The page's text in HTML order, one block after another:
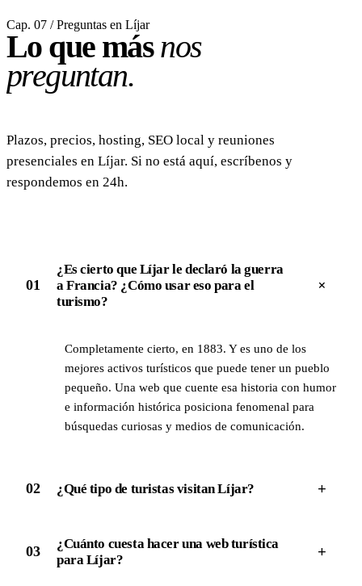
Cap. 07 / Preguntas en Líjar
Lo que másnos
preguntan.
Plazos, precios, hosting, SEO local y reuniones
presenciales en Líjar. Si no está aquí, escríbenos y
respondemos en 24h.
01
¿Es cierto que Líjar le declaró la guerra
a Francia? ¿Cómo usar eso para el
turismo?
+
Completamente cierto, en 1883. Y es uno de los
mejores activos turísticos que puede tener un pueblo
pequeño. Una web que cuente esa historia con humor
e información histórica posiciona fenomenal para
búsquedas curiosas y medios de comunicación.
02 ¿Qué tipo de turistas visitan Líjar? +
03
¿Cuánto cuesta hacer una web turística
para Líjar?
+